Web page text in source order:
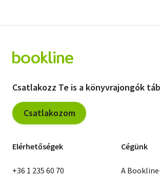
Csatlakozz Te is a könyvrajongók
Csatlakozom
Elérhetőségek
+36 1 235 60 70
Cégünk
A